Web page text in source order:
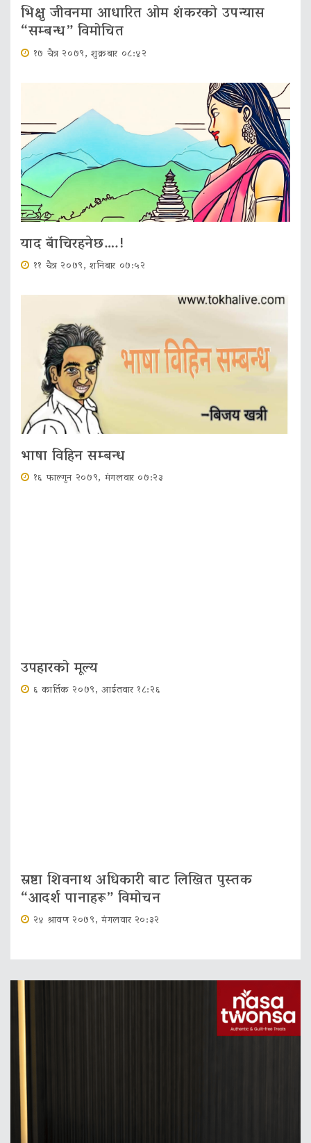
भिक्षु जीवनमा आधारित ओम शंकरको उपन्यास
“सम्बन्ध” विमोचित
१७ चैत्र २०७९, शुक्रबार ०८:४२
याद बॅाचिरहनेछ….!
११ चैत्र २०७९, शनिबार ०७:५२
भाषा विहिन सम्बन्ध
१६ फाल्गुन २०७९, मंगलवार ०७:२३
उपहारको मूल्य
६ कार्तिक २०७९, आईतवार १८:२६
स्रष्टा शिवनाथ अधिकारी बाट लिखित पुस्तक
“आदर्श पानाहरू” विमोचन
२४ श्रावण २०७९, मंगलवार २०:३२